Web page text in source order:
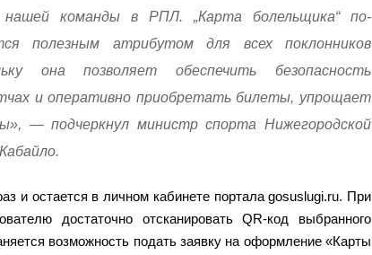
команды в РПЛ. „Карта болельщика“ по-
полезным атрибутом для всех поклонников
она позволяет обеспечить безопасность
и оперативно приобретать билеты, упрощает
— подчеркнул министр спорта Нижегородской
и остается в личном кабинете портала gosuslugi.ru. При
достаточно отсканировать QR-код выбранного
возможность подать заявку на оформление «Карты